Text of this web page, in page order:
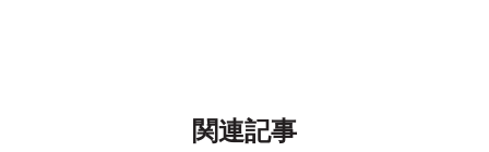
関連記事